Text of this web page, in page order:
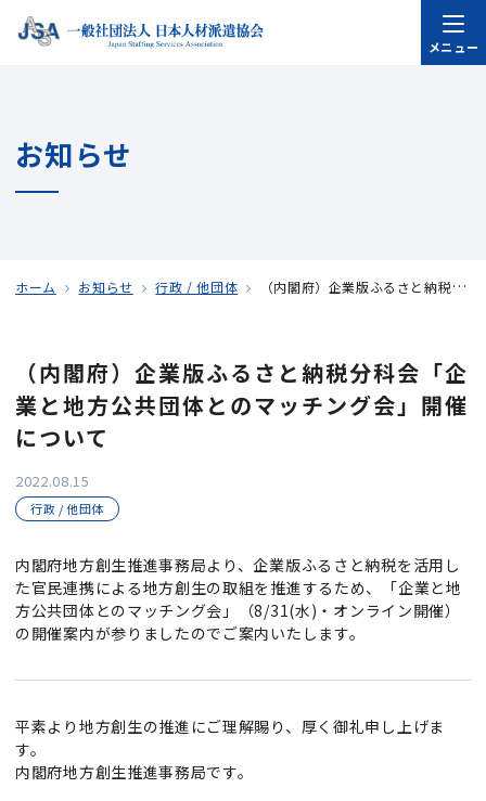
メニュー
お知らせ
ホーム お知らせ 行政 / 他団体 （内閣府）企業版ふるさと納税分科会「企業と地方公共団体とのマッチング会」開催について
（内閣府）企業版ふるさと納税分科会「企
業と地方公共団体とのマッチング会」開催
について
2022.08.15
行政 / 他団体
内閣府地方創生推進事務局より、企業版ふるさと納税を活用し
た官民連携による地方創生の取組を推進するため、「企業と地
方公共団体とのマッチング会」（8/31(水)・オンライン開催）
の開催案内が参りましたのでご案内いたします。
平素より地方創生の推進にご理解賜り、厚く御礼申し上げま
す。
内閣府地方創生推進事務局です。